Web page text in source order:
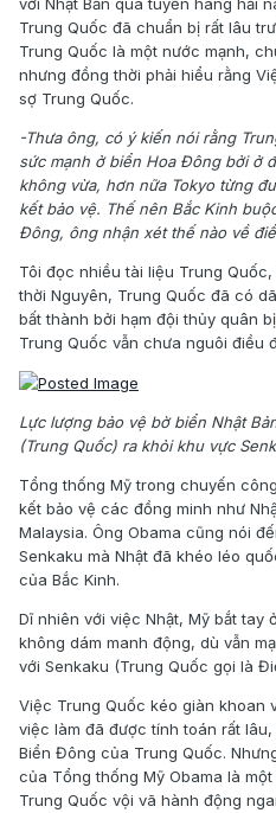
Trung Quốc đã chuẩn bị rất lâu
Trung Quốc là một nước mạnh,
nhưng đồng thời phải hiểu rằng
sợ Trung Quốc.
-Thưa ông, có ý kiến nói rằng
sức mạnh ở biển Hoa Đông bởi ở
không vừa, hơn nữa Tokyo từng
kết bảo vệ. Thế nên Bắc Kinh
Đông, ông nhận xét thế nào về
Tôi đọc nhiều tài liệu Trung
thời Nguyên, Trung Quốc đã có
bất thành bởi hạm đội thủy quân
Trung Quốc vẫn chưa nguôi điều
Lực lượng bảo vệ bờ biển Nhật
(Trung Quốc) ra khỏi khu vực
Tổng thống Mỹ trong chuyến
kết bảo vệ các đồng minh như
Malaysia. Ông Obama cũng nói
Senkaku mà Nhật đã khéo léo
của Bắc Kinh.
Dĩ nhiên với việc Nhật, Mỹ bắt tay
không dám manh động, dù vẫn
với Senkaku (Trung Quốc gọi là
Việc Trung Quốc kéo giàn khoan
việc làm đã được tính toán rất
Biển Đông của Trung Quốc.
của Tổng thống Mỹ Obama là
Trung Quốc vội vã hành động